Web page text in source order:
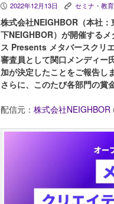
P 2022年12月13日 K セミナ・教
株式会社NEIGHBOR（本社
下NEIGHBOR）が開催する
ス Presents メタバースクリ
審査員として関口メンディー
加が決定したことをご報告し
さらに、このたび各部門の賞
配信元： 株式会社NEIGHBOR